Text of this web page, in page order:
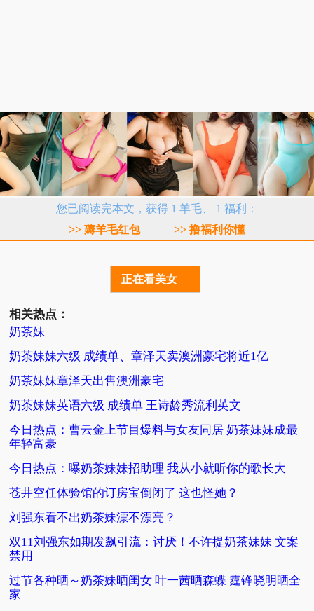
您已阅读完本文，获得 1 羊毛、 1 福利：
>> 薅羊毛红包
>> 撸福利你懂
正在看美女
相关热点：
奶茶妹
奶茶妹妹六级 成绩单、章泽天卖澳洲豪宅将近1亿
奶茶妹妹章泽天出售澳洲豪宅
奶茶妹妹英语六级 成绩单 王诗龄秀流利英文
今日热点：曹云金上节目爆料与女友同居 奶茶妹妹成最
年轻富豪
今日热点：曝奶茶妹妹招助理 我从小就听你的歌长大
苍井空任体验馆的订房宝倒闭了 这也怪她？
刘强东看不出奶茶妹漂不漂亮？
双11刘强东如期发飙引流：讨厌！不许提奶茶妹妹 文案
禁用
过节各种晒～奶茶妹晒闺女 叶一茜晒森蝶 霆锋晓明晒全
家